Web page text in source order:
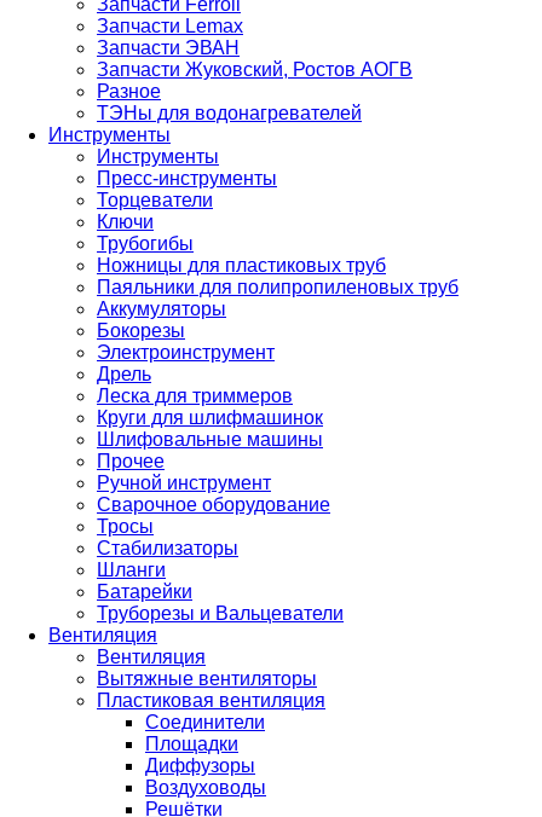
Запчасти Ferroli
Запчасти Lemax
Запчасти ЭВАН
Запчасти Жуковский, Ростов АОГВ
Разное
ТЭНы для водонагревателей
Инструменты
Инструменты
Пресс-инструменты
Торцеватели
Ключи
Трубогибы
Ножницы для пластиковых труб
Паяльники для полипропиленовых труб
Аккумуляторы
Бокорезы
Электроинструмент
Дрель
Леска для триммеров
Круги для шлифмашинок
Шлифовальные машины
Прочее
Ручной инструмент
Сварочное оборудование
Тросы
Стабилизаторы
Шланги
Батарейки
Труборезы и Вальцеватели
Вентиляция
Вентиляция
Вытяжные вентиляторы
Пластиковая вентиляция
Соединители
Площадки
Диффузоры
Воздуховоды
Решётки